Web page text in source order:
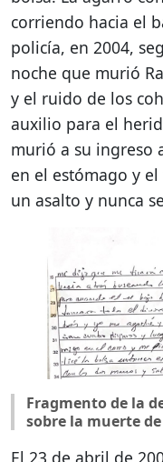
corriendo hacia el
policía, en 2004,
noche que murió
y el ruido de los
auxilio para el
murió a su ingreso
en el estómago y
un asalto y nunca
Fragmento de la
sobre la muerte de
El 23 de abril de